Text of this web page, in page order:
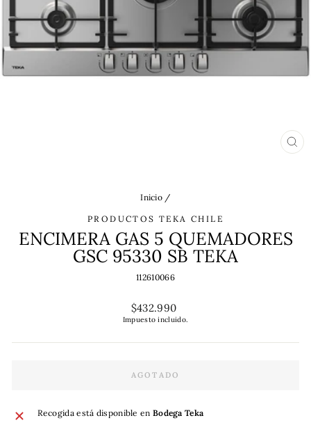
Inicio /
PRODUCTOS TEKA CHILE
ENCIMERA GAS 5 QUEMADORES
GSC 95330 SB TEKA
112610066
Precio
habitual
$432.990
Impuesto incluido.
AGOTADO
Recogida está disponible en Bodega Teka